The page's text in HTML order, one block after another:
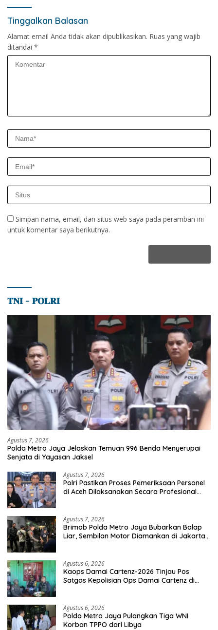
Tinggalkan Balasan
Alamat email Anda tidak akan dipublikasikan. Ruas yang wajib
ditandai *
Simpan nama, email, dan situs web saya pada peramban ini
untuk komentar saya berikutnya.
𝐓𝐍𝐈 – 𝐏𝐎𝐋𝐑𝐈
Agustus 7, 2026
Polda Metro Jaya Jelaskan Temuan 996 Benda Menyerupai
Senjata di Yayasan Jaksel
Agustus 7, 2026
Polri Pastikan Proses Pemeriksaan Personel
di Aceh Dilaksanakan Secara Profesional
Agustus 7, 2026
Brimob Polda Metro Jaya Bubarkan Balap
Liar, Sembilan Motor Diamankan di Jakarta
Agustus 6, 2026
Kaops Damai Cartenz-2026 Tinjau Pos
Satgas Kepolisian Ops Damai Cartenz di
Agustus 6, 2026
Polda Metro Jaya Pulangkan Tiga WNI
Korban TPPO dari Libya